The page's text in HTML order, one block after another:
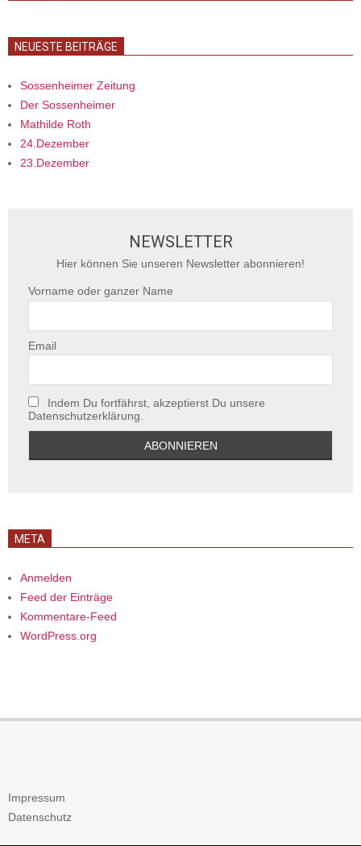
NEUESTE BEITRÄGE
Sossenheimer Zeitung
Der Sossenheimer
Mathilde Roth
24.Dezember
23.Dezember
NEWSLETTER
Hier können Sie unseren Newsletter abonnieren!
Vorname oder ganzer Name
Email
Indem Du fortfährst, akzeptierst Du unsere
Datenschutzerklärung.
META
Anmelden
Feed der Einträge
Kommentare-Feed
WordPress.org
Impressum
Datenschutz